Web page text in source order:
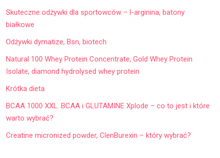
Skuteczne odżywki dla sportowców – l-arginina, batony
białkowe
Odżywki dymatize, Bsn, biotech
Natural 100 Whey Protein Concentrate, Gold Whey Protein
Isolate, diamond hydrolysed whey protein
Krótka dieta
BCAA 1000 XXL. BCAA i GLUTAMINE Xplode – co to jest i które
warto wybrać?
Creatine micronized powder, ClenBurexin – który wybrać?